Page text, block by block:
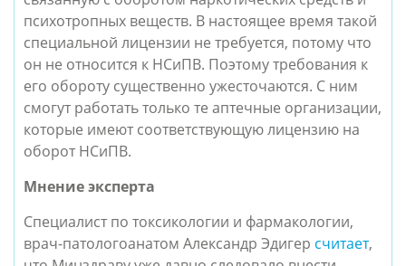
психотропных веществ. В настоящее время такой
специальной лицензии не требуется, потому что
он не относится к НСиПВ. Поэтому требования к
его обороту существенно ужесточаются. С ним
смогут работать только те аптечные организации,
которые имеют соответствующую лицензию на
оборот НСиПВ.
Мнение эксперта
Специалист по токсикологии и фармакологии,
врач-патологоанатом Александр Эдигер считает,